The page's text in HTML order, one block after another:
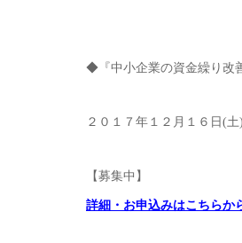
◆『中小企業の資金繰り改
２０１７年１２月１６日(土)
【募集中】
詳細・お申込みはこちらか